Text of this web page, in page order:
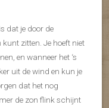
dat je door de
zitten. Je hoeft niet
en wanneer het ‘s
uit de wind en kun je
dat het nog
de zon flink schijnt